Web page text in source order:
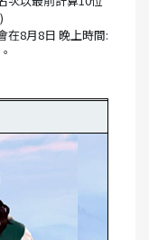
在8月8日 晚上時間: